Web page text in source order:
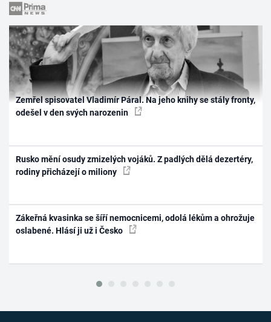
Zemřel spisovatel Vladimír Páral. Na jeho knihy se stály fronty,
odešel v den svých narozenin
Rusko mění osudy zmizelých vojáků. Z padlých dělá dezertéry,
rodiny přicházejí o miliony
Zákeřná kvasinka se šíří nemocnicemi, odolá lékům a ohrožuje
oslabené. Hlásí ji už i Česko